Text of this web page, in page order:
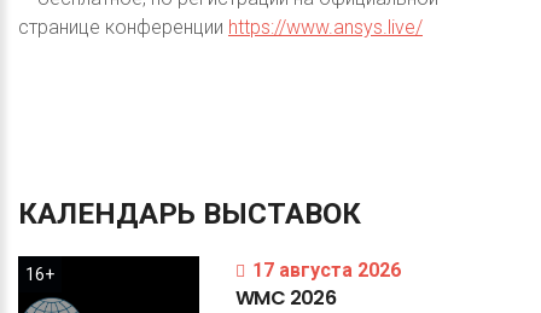
странице конференции https://www.ansys.live/
КАЛЕНДАРЬ ВЫСТАВОК
16+ 17 августа 2026
WMC 2026